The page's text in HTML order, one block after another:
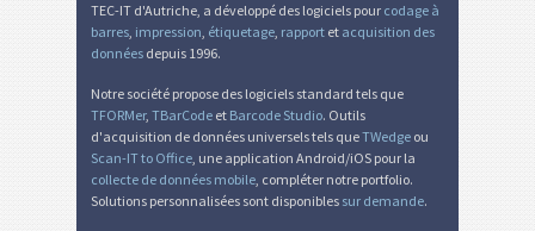
NF Nutrition Labels
€ Mandat SEPA
₣ QR-facture suisse
D Diverse
TEC-IT d'Autriche, a développé des logiciels pour codage à
barres, impression, étiquetage, rapport et acquisition des
données depuis 1996.
Notre société propose des logiciels standard tels que
TFORMer, TBarCode et Barcode Studio. Outils
d'acquisition de données universels tels queTWedge ou
Scan-IT to Office, une application Android/iOS pour la
collecte de données mobile, compléter notre portfolio.
Solutions personnalisées sont disponibles sur demande.